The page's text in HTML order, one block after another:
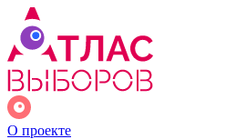
О проекте